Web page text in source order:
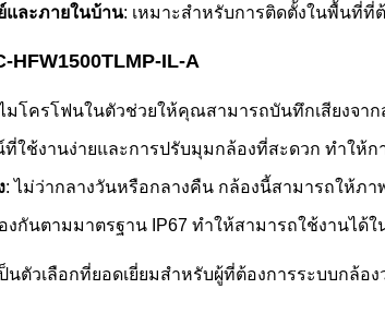
และภายในบ้าน: เหมาะสำหรับการติดตั้งในพื้นที่ที่
HFW1500TLMP-IL-A
มโครโฟนในตัวช่วยให้คุณสามารถบันทึกเสียงจา
ที่ใช้งานง่ายและการปรับมุมกล้องที่สะดวก ทำให้
: ไม่ว่ากลางวันหรือกลางคืน กล้องนี้สามารถให้ภ
งกันตามมาตรฐาน IP67 ทำให้สามารถใช้งานไ
ป็นตัวเลือกที่ยอดเยี่ยมสำหรับผู้ที่ต้องการระบบกล้